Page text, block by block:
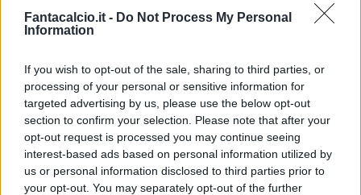
Fantacalcio.it - Do Not Process My Personal
Information
If you wish to opt-out of the sale, sharing to third parties, or
processing of your personal or sensitive information for
targeted advertising by us, please use the below opt-out
section to confirm your selection. Please note that after your
opt-out request is processed you may continue seeing
interest-based ads based on personal information utilized by
us or personal information disclosed to third parties prior to
your opt-out. You may separately opt-out of the further
spagnolo del Real Madrid è molto gradito e
condiviso anche dal club, in stagione ha
campionato. E' un'operazione di mercato che
potrebbe richiedere molto tempo: l'ex Milan
dovrà prima valutare che idea ha Josè Mourinho
e se rientrerà o meno nel suo progetto tecnico.
Occhio anche al capitolo portiere:la grande